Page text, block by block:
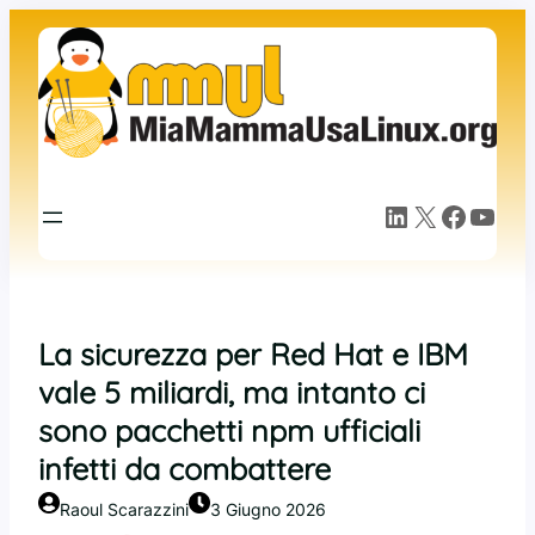
contenuto
LinkedIn X Facebook YouTube
La sicurezza per Red Hat e IBM
vale 5 miliardi, ma intanto ci
sono pacchetti npm ufficiali
infetti da combattere
Raoul Scarazzini 3 Giugno 2026